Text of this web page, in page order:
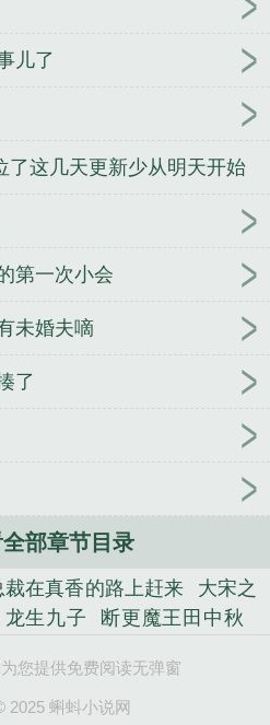
儿了
了这几天更新少从明天开始
第一次小会
未婚夫嘀
了
部章节目录
裁在真香的路上赶来
大宋之
龙生九子
断更魔王田中秋
代文明修仙者 帝王农场
耀 星际超探
您提供免费阅读无弹窗
2025 蝌蚪小说网